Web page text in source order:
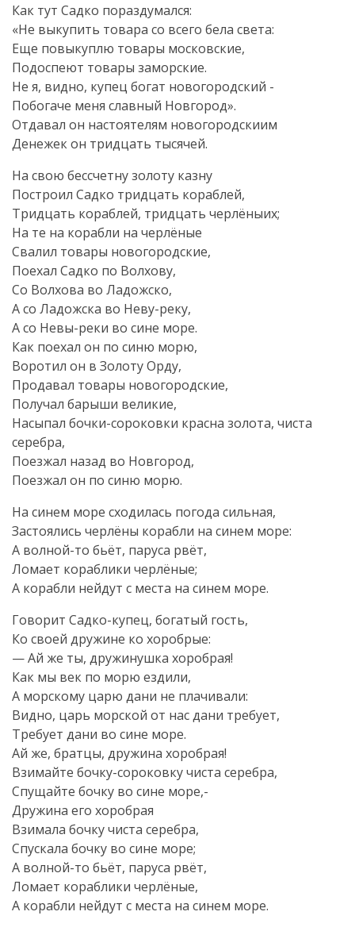
Как тут Садко пораздумался:
«Не выкупить товара со всего бела света:
Еще повыкуплю товары московские,
Подоспеют товары заморские.
Не я, видно, купец богат новогородский -
Побогаче меня славный Новгород».
Отдавал он настоятелям новогородскиим
Денежек он тридцать тысячей.
На свою бессчетну золоту казну
Построил Садко тридцать кораблей,
Тридцать кораблей, тридцать черлёныих;
На те на корабли на черлёные
Свалил товары новогородские,
Поехал Садко по Волхову,
Со Волхова во Ладожско,
А со Ладожска во Неву-реку,
А со Невы-реки во сине море.
Как поехал он по синю морю,
Воротил он в Золоту Орду,
Продавал товары новогородские,
Получал барыши великие,
Насыпал бочки-сороковки красна золота, чиста
серебра,
Поезжал назад во Новгород,
Поезжал он по синю морю.
На синем море сходилась погода сильная,
Застоялись черлёны корабли на синем море:
А волной-то бьёт, паруса рвёт,
Ломает кораблики черлёные;
А корабли нейдут с места на синем море.
Говорит Садко-купец, богатый гость,
Ко своей дружине ко хоробрые:
— Ай же ты, дружинушка хоробрая!
Как мы век по морю ездили,
А морскому царю дани не плачивали:
Видно, царь морской от нас дани требует,
Требует дани во сине море.
Ай же, братцы, дружина хоробрая!
Взимайте бочку-сороковку чиста серебра,
Спущайте бочку во сине море,-
Дружина его хоробрая
Взимала бочку чиста серебра,
Спускала бочку во сине море;
А волной-то бьёт, паруса рвёт,
Ломает кораблики черлёные,
А корабли нейдут с места на синем море.